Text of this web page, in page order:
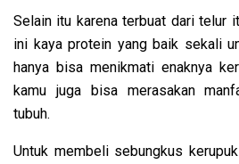
Selain itu karena terbuat dari telur
ini kaya protein yang baik sekali
hanya bisa menikmati enaknya
kamu juga bisa merasakan
tubuh.
Untuk membeli sebungkus